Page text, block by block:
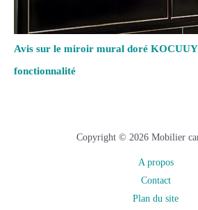
Avis sur le miroir mural doré KOCUUY
fonctionnalité
Copyright © 2026 Mobilier
A propos
Contact
Plan du site